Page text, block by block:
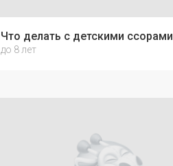
Что делать с детскими ссорами
до 8 лет